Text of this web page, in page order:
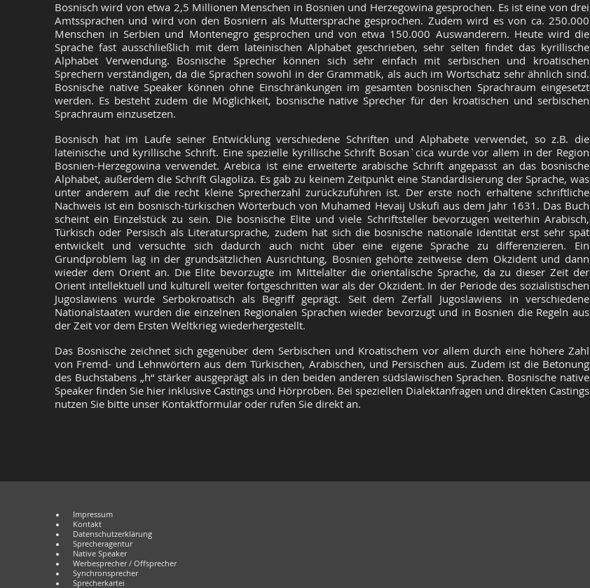
Bosnisch wird von etwa 2,5 Millionen Menschen in Bosnien und Herzegowina gesprochen. Es ist eine von drei
Amtssprachen und wird von den Bosniern als Muttersprache gesprochen. Zudem wird es von ca. 250.000
Menschen in Serbien und Montenegro gesprochen und von etwa 150.000 Auswanderern. Heute wird die
Sprache fast ausschließlich mit dem lateinischen Alphabet geschrieben, sehr selten findet das kyrillische
Alphabet Verwendung. Bosnische Sprecher können sich sehr einfach mit serbischen und kroatischen
Sprechern verständigen, da die Sprachen sowohl in der Grammatik, als auch im Wortschatz sehr ähnlich sind.
Bosnische native Speaker können ohne Einschränkungen im gesamten bosnischen Sprachraum eingesetzt
werden. Es besteht zudem die Möglichkeit, bosnische native Sprecher für den kroatischen und serbischen
Sprachraum einzusetzen.
Bosnisch hat im Laufe seiner Entwicklung verschiedene Schriften und Alphabete verwendet, so z.B. die
lateinische und kyrillische Schrift. Eine spezielle kyrillische Schrift Bosan`cica wurde vor allem in der Region
Bosnien-Herzegowina verwendet. Arebica ist eine erweiterte arabische Schrift angepasst an das bosnische
Alphabet, außerdem die Schrift Glagoliza. Es gab zu keinem Zeitpunkt eine Standardisierung der Sprache, was
unter anderem auf die recht kleine Sprecherzahl zurückzuführen ist. Der erste noch erhaltene schriftliche
Nachweis ist ein bosnisch-türkischen Wörterbuch von Muhamed Hevaij Uskufi aus dem Jahr 1631. Das Buch
scheint ein Einzelstück zu sein. Die bosnische Elite und viele Schriftsteller bevorzugen weiterhin Arabisch,
Türkisch oder Persisch als Literatursprache, zudem hat sich die bosnische nationale Identität erst sehr spät
entwickelt und versuchte sich dadurch auch nicht über eine eigene Sprache zu differenzieren. Ein
Grundproblem lag in der grundsätzlichen Ausrichtung, Bosnien gehörte zeitweise dem Okzident und dann
wieder dem Orient an. Die Elite bevorzugte im Mittelalter die orientalische Sprache, da zu dieser Zeit der
Orient intellektuell und kulturell weiter fortgeschritten war als der Okzident. In der Periode des sozialistischen
Jugoslawiens wurde Serbokroatisch als Begriff geprägt. Seit dem Zerfall Jugoslawiens in verschiedene
Nationalstaaten wurden die einzelnen Regionalen Sprachen wieder bevorzugt und in Bosnien die Regeln aus
der Zeit vor dem Ersten Weltkrieg wiederhergestellt.
Das Bosnische zeichnet sich gegenüber dem Serbischen und Kroatischem vor allem durch eine höhere Zahl
von Fremd- und Lehnwörtern aus dem Türkischen, Arabischen, und Persischen aus. Zudem ist die Betonung
des Buchstabens „h“ stärker ausgeprägt als in den beiden anderen südslawischen Sprachen. Bosnische native
Speaker finden Sie hier inklusive Castings und Hörproben. Bei speziellen Dialektanfragen und direkten Castings
nutzen Sie bitte unser Kontaktformular oder rufen Sie direkt an.
Impressum
Kontakt
Datenschutzerklärung
Sprecheragentur
Native Speaker
Werbesprecher / Offsprecher
Synchronsprecher
Sprecherkartei